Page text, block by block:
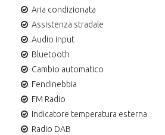
Aria condizionata
Assistenza stradale
Audio input
Bluetooth
Cambio automatico
Fendinebbia
FM Radio
Indicatore temperatura esterna
Radio DAB